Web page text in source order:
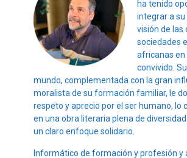
ha tenido
integrar a
visión de las
sociedades
africanas en
convivido.
mundo, complementada con la gran
moralista de su formación familiar, le
respeto y aprecio por el ser humano, lo
en una obra literaria plena de
un claro enfoque solidario.
Informático de formación y profesión y